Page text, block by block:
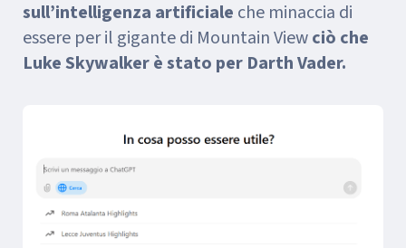
sull’intelligenza artificiale che minaccia di
essere per il gigante di Mountain Viewciò che
Luke Skywalker è stato per Darth Vader.